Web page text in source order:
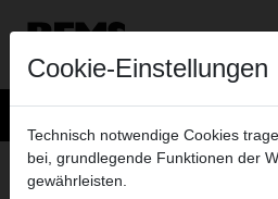
Produkte>Sägen>REMS Sägeblätter>
Cookie-Einstellungen
Technisch notwendige Cookies
bei, grundlegende Funktionen der
gewährleisten.